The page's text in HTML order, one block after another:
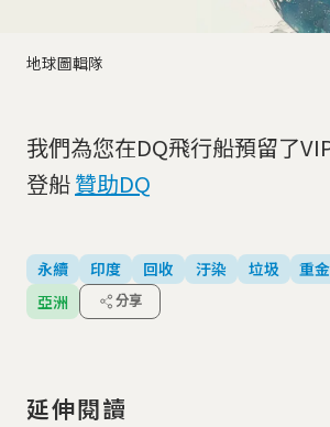
地球圖輯隊
我們為您在DQ飛行船預留了
登船贊助DQ
永續 印度 回收 汙染 垃圾 重
亞洲
分享
延伸閱讀